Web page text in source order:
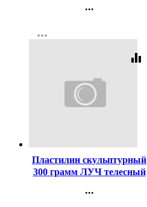
...
Регистрация
more_horiz
equalizer
Пластилин скульптурный
300 грамм ЛУЧ телесный
...